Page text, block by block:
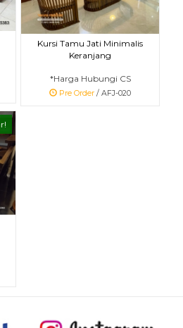
Kursi Tamu Jati Minimalis
Keranjang
*Harga Hubungi CS
Pre Order / AFJ-020